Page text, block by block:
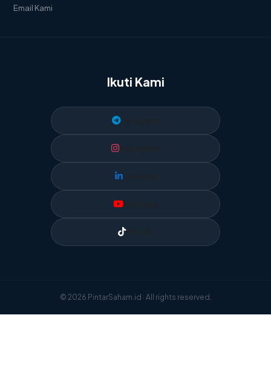
Email Kami
Ikuti Kami
LinkedIn
YouTube
TikTok
© 2026 PintarSaham.id · All rights reserved.